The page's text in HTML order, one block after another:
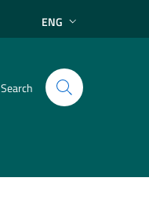
ENG
Search